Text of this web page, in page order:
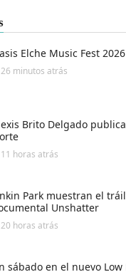
Elche Music Fest 2026
26 minutos atrás
Brito Delgado
11 horas atrás
Park muestran el
Unshatter
20 horas atrás
sábado en el nuevo Low